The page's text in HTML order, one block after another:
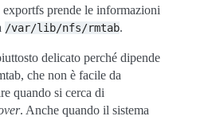
exportfs prende le informazioni
/var/lib/nfs/rmtab.
delicato perché dipende
che non è facile da
quando si cerca di
. Anche quando il sistema